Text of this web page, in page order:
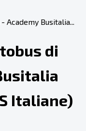
Academy Busitalia...
di
Italiane)